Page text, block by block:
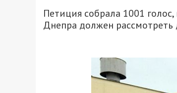
Петиция собрала 1001
Днепра должен